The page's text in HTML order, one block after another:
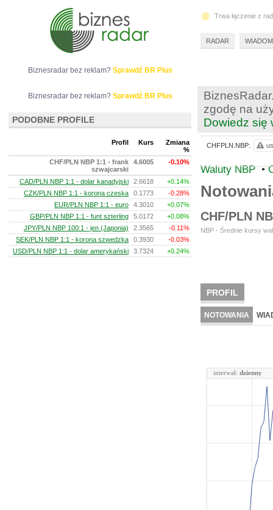
zgodę na
Dowiedz się
Waluty NBP •
CHF/PLN
NBP - Średnie kursy
PROFIL
NOTOWANIA
interwał: dzienny
CHFPLN.NBP:
Biznesradar bez reklam? Sprawdź BR Plus
Biznesradar bez reklam? Sprawdź BR Plus
PODOBNE PROFILE
Profil Kurs
Zmiana
%
CHF/PLN NBP 1:1 - frank
szwajcarski
4.6005 -0.10%
CAD/PLN NBP 1:1 - dolar kanadyjski 2.6618
+0.14%
CZK/PLN NBP 1:1 - korona czeska
0.1773
-0.28%
EUR/PLN NBP 1:1 - euro
4.3010
+0.07%
GBP/PLN NBP 1:1 - funt szterling
5.0172
+0.08%
JPY/PLN NBP 100:1 - jen (Japonia)
2.3565
-0.11%
SEK/PLN NBP 1:1 - korona szwedzka
0.3930
-0.03%
USD/PLN NBP 1:1 - dolar amerykański
3.7324 +0.24%
Trwa łączenie z
RADAR